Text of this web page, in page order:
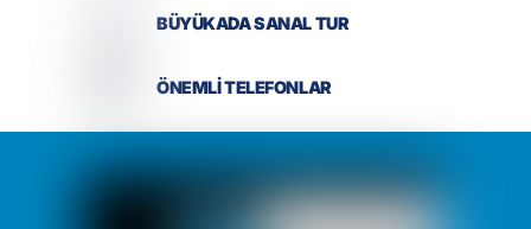
BÜYÜKADA SANAL TUR
ÖNEMLİ TELEFONLAR